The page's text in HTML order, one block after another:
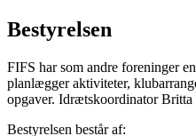
Bestyrelsen
FIFS har som andre foreninger
planlægger aktiviteter,
opgaver. Idrætskoordinator Britta
Bestyrelsen består af: